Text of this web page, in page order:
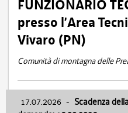
FUNZIONARIO
presso l’Area
Vivaro (PN)
Comunità di montagna delle
17.07.2026 - Scadenza